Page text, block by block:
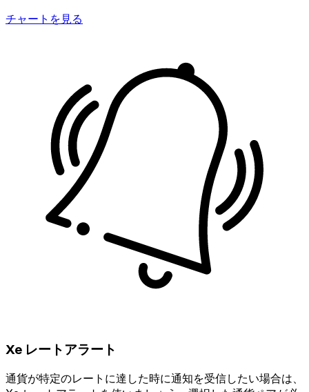
チャートを見る
Xe レートアラート
通貨が特定のレートに達した時に通知を受信したい場合は、